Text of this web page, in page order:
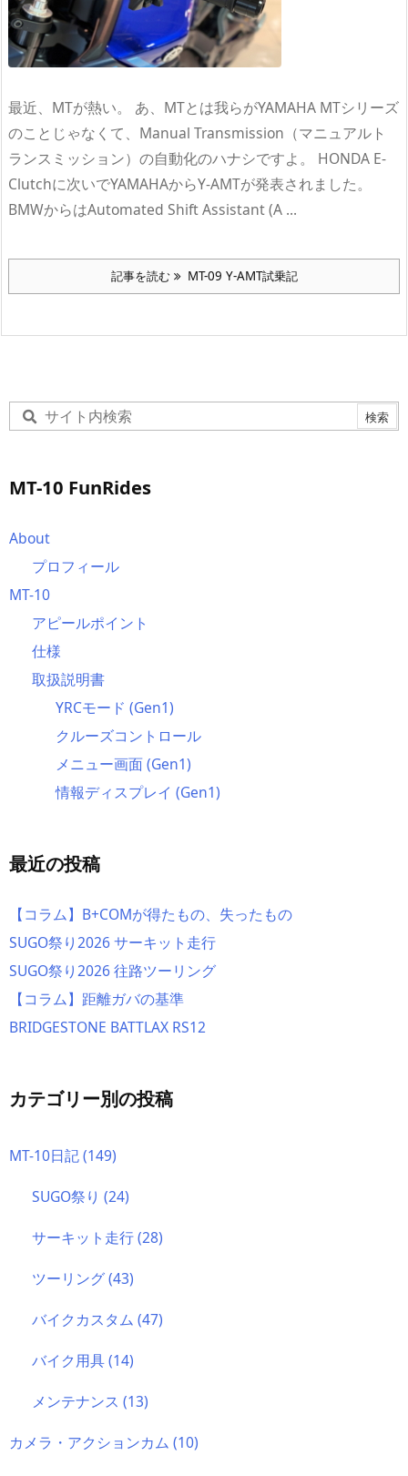
最近、MTが熱い。 あ、MTとは我らがYAMAHA MTシリーズ
のことじゃなくて、Manual Transmission（マニュアルト
ランスミッション）の自動化のハナシですよ。 HONDA E-
Clutchに次いでYAMAHAからY-AMTが発表されました。
BMWからはAutomated Shift Assistant (A ...
記事を読む MT-09 Y-AMT試乗記
MT-10 FunRides
About
プロフィール
MT-10
アピールポイント
仕様
取扱説明書
YRCモード (Gen1)
クルーズコントロール
メニュー画面 (Gen1)
情報ディスプレイ (Gen1)
最近の投稿
【コラム】B+COMが得たもの、失ったもの
SUGO祭り2026 サーキット走行
SUGO祭り2026 往路ツーリング
【コラム】距離ガバの基準
BRIDGESTONE BATTLAX RS12
カテゴリー別の投稿
MT-10日記(149)
SUGO祭り(24)
サーキット走行(28)
ツーリング(43)
バイクカスタム(47)
バイク用具(14)
メンテナンス(13)
カメラ・アクションカム (10)